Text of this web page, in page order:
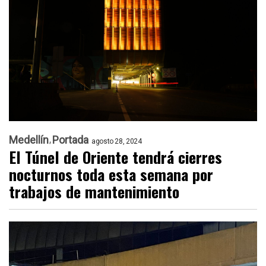
Medellín Portada agosto 28, 2024
El Túnel de Oriente tendrá cierres
nocturnos toda esta semana por
trabajos de mantenimiento